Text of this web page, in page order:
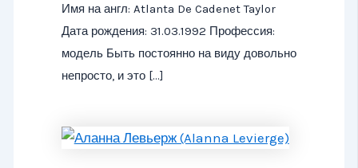
Имя на англ: Atlanta De Cadenet Taylor
Дата рождения: 31.03.1992 Профессия:
модель Быть постоянно на виду довольно
непросто, и это […]